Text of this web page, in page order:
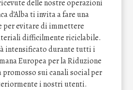
delle nostre operazioni
d’Alba ti invita a fare una
per evitare di immettere
difficilmente riciclabile.
intensificato durante tutti i
Europea per la Riduzione
sui canali social per
i nostri utenti.